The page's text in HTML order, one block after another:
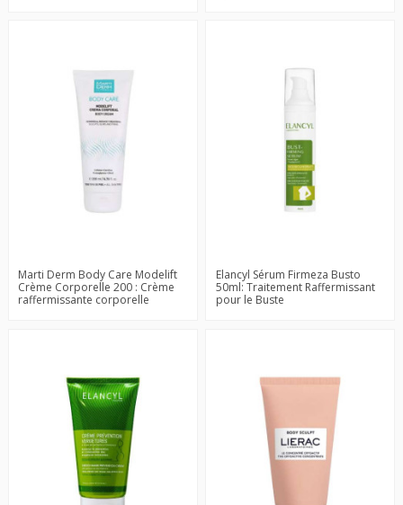
Marti Derm Body Care Modelift
Crème Corporelle 200 : Crème
raffermissante corporelle
Elancyl Sérum Firmeza Busto
50ml: Traitement Raffermissant
pour le Buste